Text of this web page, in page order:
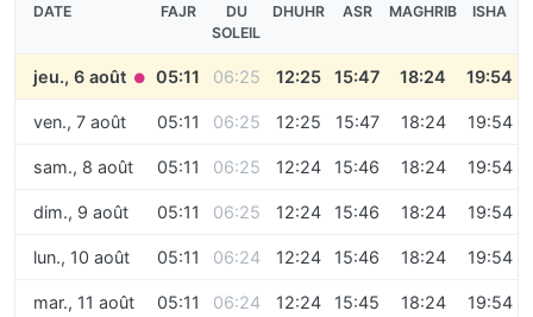
DATE FAJR
DU
SOLEIL
DHUHR ASR MAGHRIB ISHA
jeu., 6 août ● 05:11 06:25 12:25 15:47 18:24 19:54
ven., 7 août 05:11 06:25 12:25 15:47 18:24 19:54
sam., 8 août 05:11 06:25 12:24 15:46 18:24 19:54
dim., 9 août 05:11 06:25 12:24 15:46 18:24 19:54
lun., 10 août 05:11 06:24 12:24 15:46 18:24 19:54
mar., 11 août 05:11 06:24 12:24 15:45 18:24 19:54